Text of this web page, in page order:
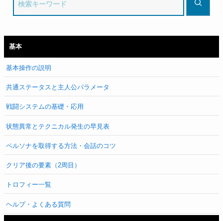
基本
基本操作の説明
共通ステータスと主人公パラメータ
戦闘システムの基礎・応用
状態異常とテクニカル発生の早見表
ペルソナを取得する方法・会話のコツ
クリア後の要素（2周目）
トロフィー一覧
ヘルプ・よくある質問